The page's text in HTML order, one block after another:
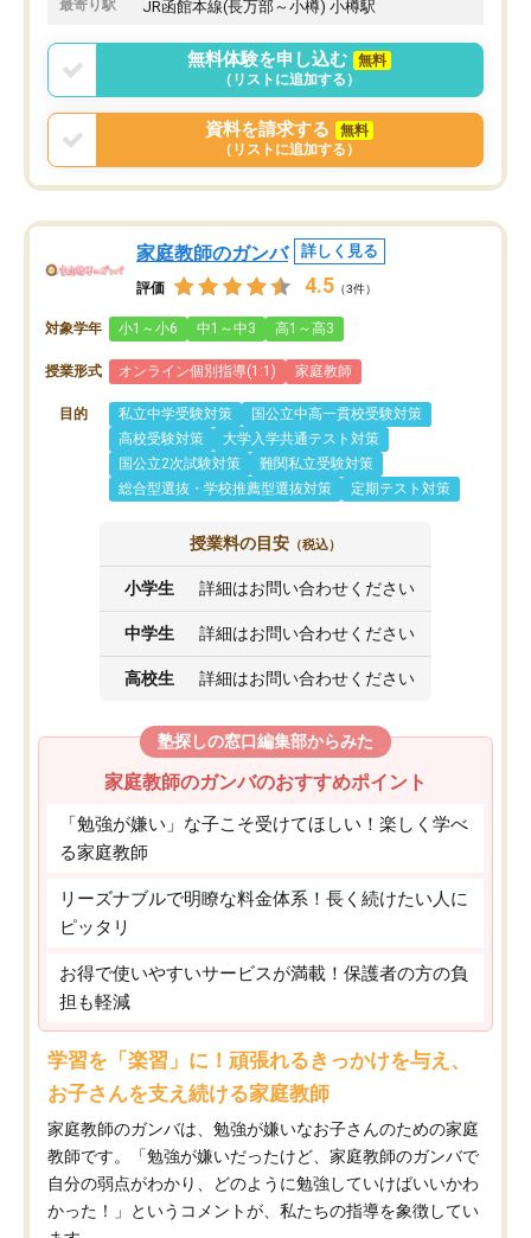
最寄り駅 JR函館本線(長万部～小樽) 小樽駅
無料体験を申し込む
無料
（リストに追加する）
資料を請求する
無料
（リストに追加する）
家庭教師のガンバ 詳しく見る
評価 4.5 （3件）
対象学年 小1～小6 中1～中3 高1～高3
授業形式 オンライン個別指導(1:1) 家庭教師
目的 私立中学受験対策
国公立中高一貫校受験対策
高校受験対策
大学入学共通テスト対策
国公立2次試験対策
難関私立受験対策
総合型選抜・学校推薦型選抜対策
定期テスト対策
授業料の目安 （税込）
小学生 詳細はお問い合わせください
中学生 詳細はお問い合わせください
高校生 詳細はお問い合わせください
塾探しの窓口編集部からみた
家庭教師のガンバのおすすめポイント
「勉強が嫌い」な子こそ受けてほしい！楽しく学べ
る家庭教師
リーズナブルで明瞭な料金体系！長く続けたい人に
ピッタリ
お得で使いやすいサービスが満載！保護者の方の負
担も軽減
学習を「楽習」に！頑張れるきっかけを与え、
お子さんを支え続ける家庭教師
家庭教師のガンバは、勉強が嫌いなお子さんのための家庭
教師です。「勉強が嫌いだったけど、家庭教師のガンバで
自分の弱点がわかり、どのように勉強していけばいいかわ
かった！」というコメントが、私たちの指導を象徴してい